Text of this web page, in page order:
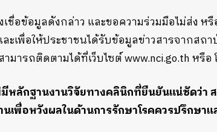
ชื่อข้อมูลดังกล่าว และขอความร่วมมือไม่ส่ง ห
ะเพื่อให้ประชาชนได้รับข้อมูลข่าวสารจากสถา
ารถติดตามได้ที่เว็บไซต์ www.nci.go.th หรือ
หลักฐานงานวิจัยทางคลินิกที่ยืนยันแน่ชัดว่า ส
เพื่อหวังผลในด้านการรักษาโรคควรปรึกษา